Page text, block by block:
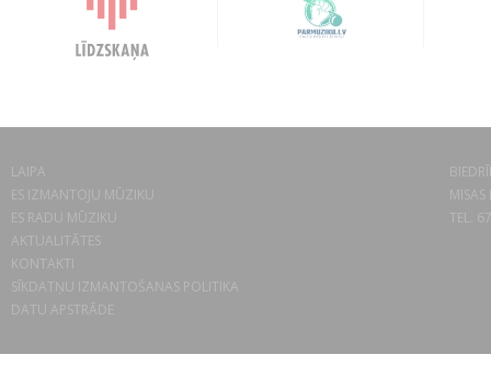
LAIPA
ES IZMANTOJU MŪZIKU
ES RADU MŪZIKU
AKTUALITĀTES
KONTAKTI
SĪKDATŅU IZMANTOŠANAS POLITIKA
DATU APSTRĀDE
TEL.